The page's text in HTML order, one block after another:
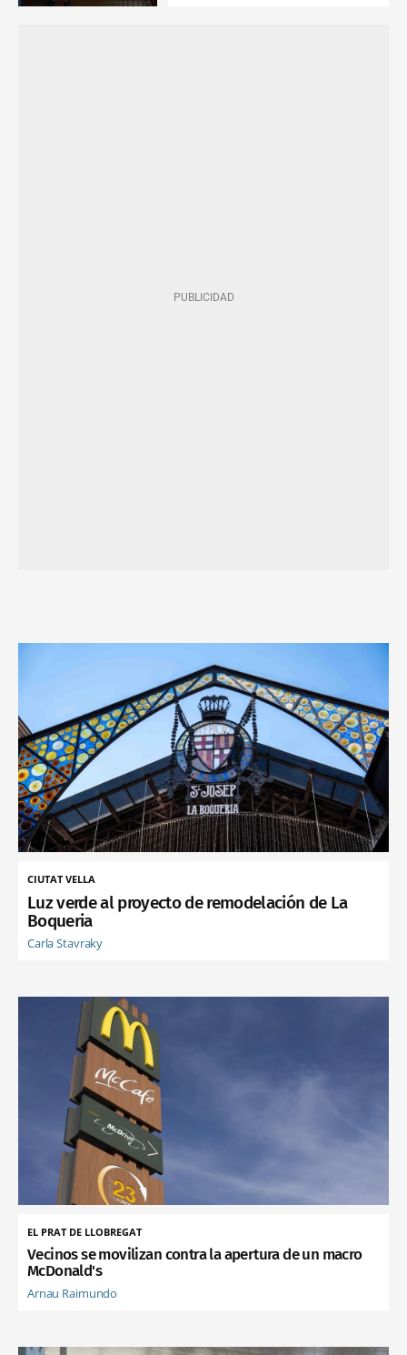
CIUTAT VELLA
Luz verde al proyecto de remodelación de La
Boqueria
Carla Stavraky
EL PRAT DE LLOBREGAT
Vecinos se movilizan contra la apertura de un macro
McDonald's
Arnau Raimundo